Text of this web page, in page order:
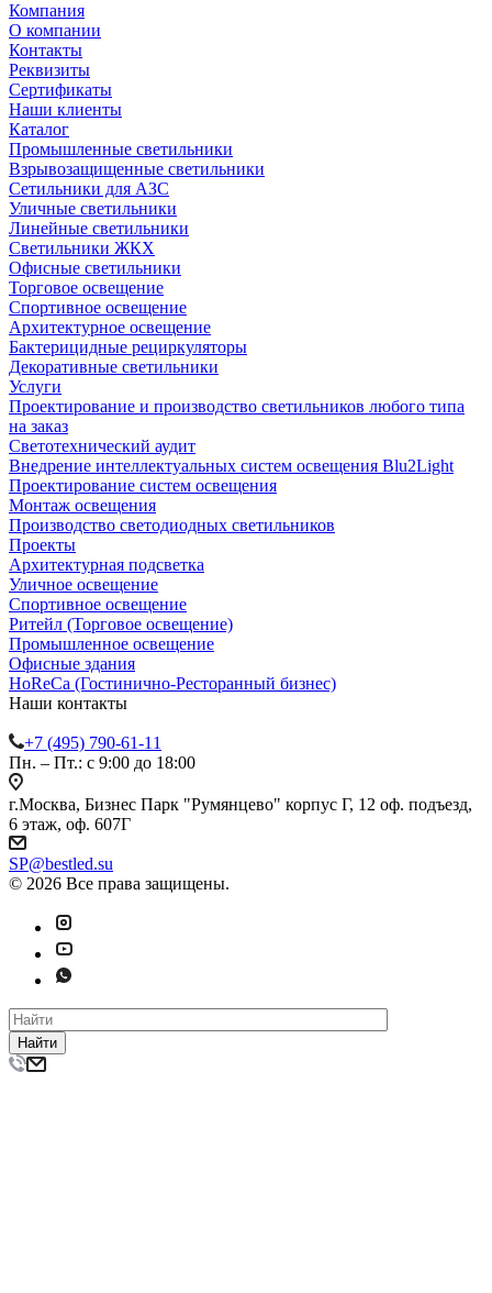
Компания
О компании
Контакты
Реквизиты
Сертификаты
Наши клиенты
Каталог
Промышленные светильники
Взрывозащищенные светильники
Сетильники для АЗС
Уличные светильники
Линейные светильники
Светильники ЖКХ
Офисные светильники
Торговое освещение
Спортивное освещение
Архитектурное освещение
Бактерицидные рециркуляторы
Декоративные светильники
Услуги
Проектирование и производство светильников любого типа
на заказ
Светотехнический аудит
Внедрение интеллектуальных систем освещения Blu2Light
Проектирование систем освещения
Монтаж освещения
Производство светодиодных светильников
Проекты
Архитектурная подсветка
Уличное освещение
Спортивное освещение
Ритейл (Торговое освещение)
Промышленное освещение
Офисные здания
HoReCa (Гостинично-Ресторанный бизнес)
Наши контакты
+7 (495) 790-61-11
Пн. – Пт.: с 9:00 до 18:00
г.Москва, Бизнес Парк "Румянцево" корпус Г, 12 оф. подъезд,
6 этаж, оф. 607Г
SP@bestled.su
© 2026 Все права защищены.
Найти